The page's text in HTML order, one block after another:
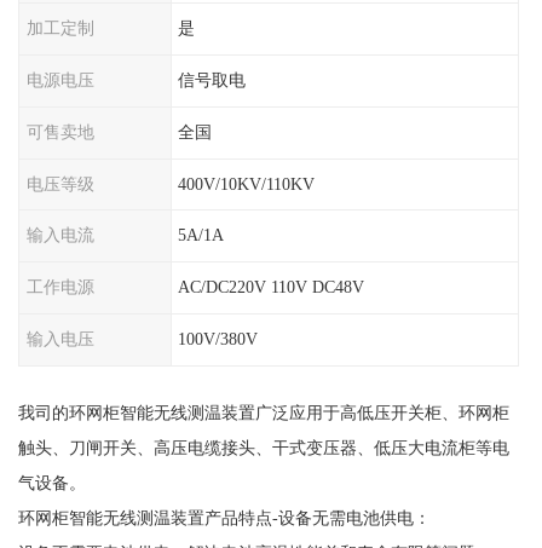
加工定制 是
电源电压 信号取电
可售卖地 全国
电压等级 400V/10KV/110KV
输入电流 5A/1A
工作电源 AC/DC220V 110V DC48V
输入电压 100V/380V
我司的环网柜智能无线测温装置广泛应用于高低压开关柜、环网柜
触头、刀闸开关、高压电缆接头、干式变压器、低压大电流柜等电
气设备。
环网柜智能无线测温装置产品特点-设备无需电池供电：